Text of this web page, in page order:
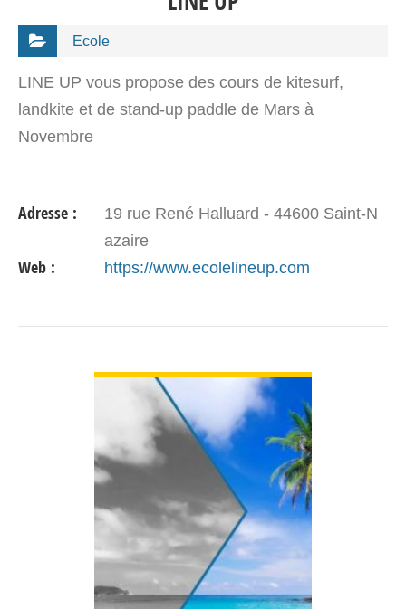
Ecole
LINE UP vous propose des cours de kitesurf,
landkite et de stand-up paddle de Mars à
Novembre
Adresse :
19 rue René Halluard - 44600 Saint-N
azaire
Web : https://www.ecolelineup.com